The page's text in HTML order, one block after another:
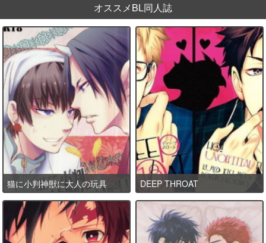
オススメBL同人誌
猫に小判神獣に大人の玩具 DEEP THROAT